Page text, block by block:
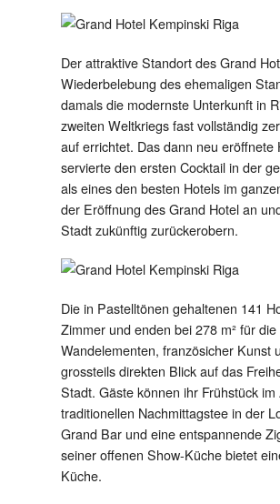
Der attraktive Standort des Grand
Wiederbelebung des ehemaligen
damals die modernste Unterkunft in
zweiten Weltkriegs fast vollständig
auf errichtet. Das dann neu
servierte den ersten Cocktail in der
als eines den besten Hotels im
der Eröffnung des Grand Hotel an
Stadt zukünftig zurückerobern.
Die in Pastelltönen gehaltenen 141
Zimmer und enden bei 278 m² für
Wandelementen, französicher Kunst
grossteils direkten Blick auf das
Stadt. Gäste können ihr Frühstück
traditionellen Nachmittagstee in der
Grand Bar und eine entspannende
seiner offenen Show-Küche bietet
Küche.